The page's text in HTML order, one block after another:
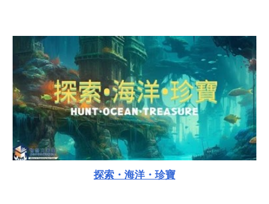
探索・海洋・珍寶